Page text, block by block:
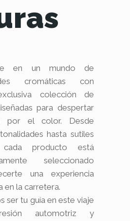
en un mundo de
cromáticas con
colección de
para despertar
por el color. Desde
hasta sutiles
cada producto está
seleccionado
una experiencia
en la carretera.
ser tu guía en este viaje
automotriz y